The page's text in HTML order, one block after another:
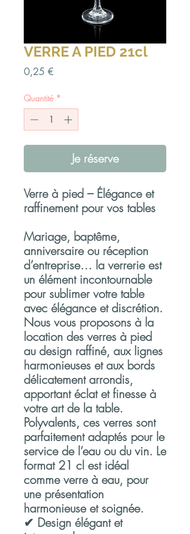
VERRE A PIED 21cl
0,25 €Prix
Quantité *
Je réserve
Verre à pied – Élégance et
raffinement pour vos tables
Mariage, baptême,
anniversaire ou réception
d’entreprise… la verrerie est
un élément incontournable
pour sublimer votre table
avec élégance et discrétion.
Nous vous proposons à la
location des verres à pied
au design raffiné, aux lignes
harmonieuses et aux bords
délicatement arrondis,
apportantéclat et finesseà
votre art de la table.
Polyvalents, ces verres sont
parfaitement adaptés pour le
service de l’eau ou du vin. Le
format 21 cl est idéal
comme verre à eau, pour
une présentation
harmonieuse et soignée.
✔ Design élégant et